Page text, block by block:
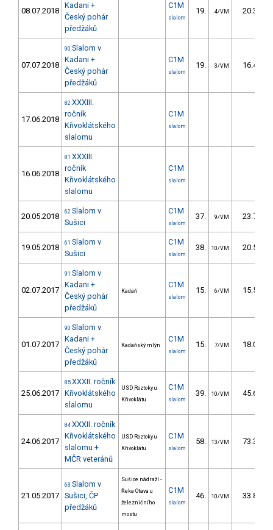
08.07.2018
Kadani +
Český pohár
předžáků
C1M
slalom
19. 4/VM 20.30
07.07.2018
90 Slalom v
Kadani +
Český pohár
předžáků
C1M
slalom
19. 3/VM 16.40
17.06.2018
82 XXXIII.
ročník
Křivoklátského
slalomu
C1M
slalom
16.06.2018
81 XXXIII.
ročník
Křivoklátského
slalomu
C1M
slalom
20.05.2018 62 Slalom v
Sušici
C1M
slalom
37. 9/VM 23.73
19.05.2018 61 Slalom v
Sušici
C1M
slalom
38. 10/VM 20.50
02.07.2017
91 Slalom v
Kadani +
Český pohár
předžáků
Kadaň
C1M
slalom
15. 6/VM 15.50
01.07.2017
90 Slalom v
Kadani +
Český pohár
předžáků
Kadaňský mlýn
C1M
slalom
15. 7/VM 18.00
25.06.2017
85 XXXII. ročník
Křivoklátského
slalomu
USD Roztoky u
Křivoklátu
C1M
slalom
39. 10/VM 45.64
24.06.2017
84 XXXII. ročník
Křivoklátského
slalomu +
MČR veteránů
USD Roztoky u
Křivoklátu
C1M
slalom
58. 13/VM 73.38
21.05.2017
63 Slalom v
Sušici, ČP
předžáků
Sušice nádraží -
Řeka Otava u
železničního
mostu
C1M
slalom
46. 10/VM 33.89